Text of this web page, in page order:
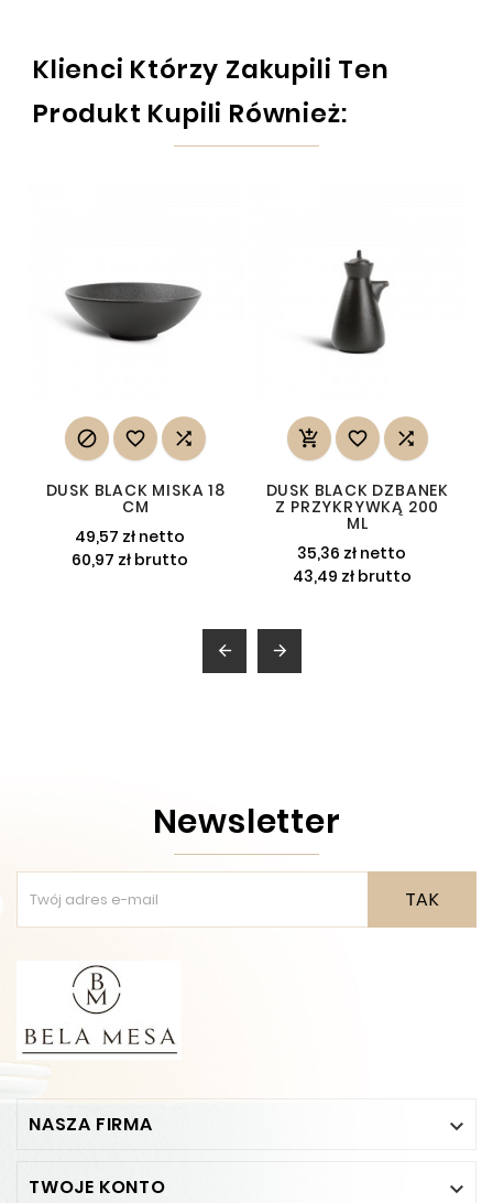
Klienci Którzy Zakupili Ten
Produkt Kupili Również:
  
DUSK BLACK MISKA 18
CM
49,57 zł netto
60,97 zł brutto
  
DUSK BLACK DZBANEK
Z PRZYKRYWKĄ 200
ML
35,36 zł netto
43,49 zł brutto
 
Newsletter
TAK
NASZA FIRMA 
TWOJE KONTO 